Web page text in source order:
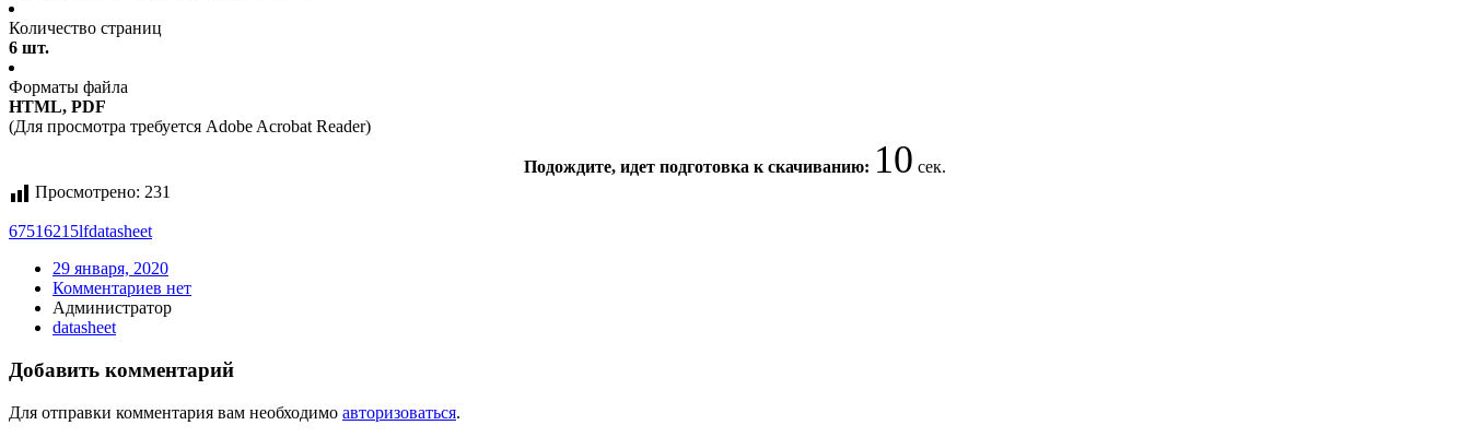
Количество страниц
6 шт.
Форматы файла
HTML, PDF
(Для просмотра требуется Adobe Acrobat Reader)
Подождите, идет подготовка к скачиванию: 10 сек.
Просмотрено: 231
67516215lfdatasheet
29 января, 2020
Комментариев нет
Администратор
datasheet
Добавить комментарий
Для отправки комментария вам необходимо авторизоваться.